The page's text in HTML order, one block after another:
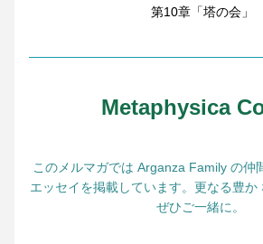
第10章「塔の会」
Metaphysica
このメルマガでは Arganza Family の仲
エッセイを掲載しています。更なる豊か
ぜひご一緒に。